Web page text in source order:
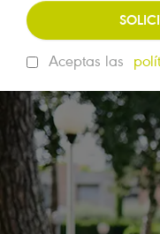
Aceptas las